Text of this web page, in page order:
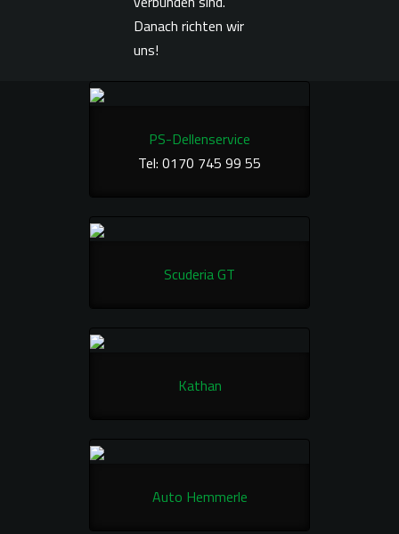
Danach richten wir
uns!
PS-Dellenservice
Tel: 0170 745 99 55
Scuderia GT
Kathan
Auto Hemmerle